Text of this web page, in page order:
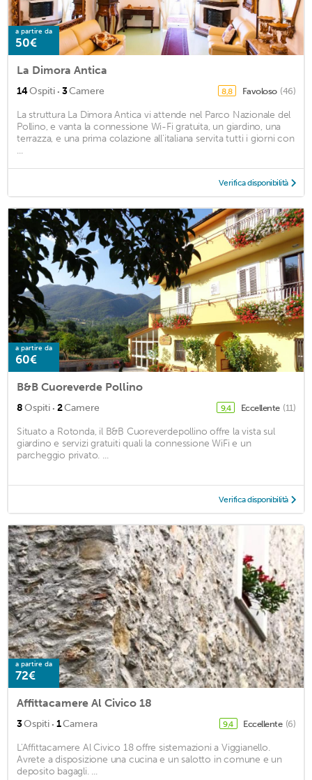
a partire da
50€
La Dimora Antica
14Ospiti · 3Camere 8,8 Favoloso (46)
La struttura La Dimora Antica vi attende nel Parco Nazionale del
Pollino, e vanta la connessione Wi-Fi gratuita, un giardino, una
terrazza, e una prima colazione all'italiana servita tutti i giorni con
...
Verifica disponibilità
a partire da
60€
B&B Cuoreverde Pollino
8Ospiti · 2Camere 9,4 Eccellente (11)
Situato a Rotonda, il B&B Cuoreverdepollino offre la vista sul
giardino e servizi gratuiti quali la connessione WiFi e un
parcheggio privato. ...
Verifica disponibilità
a partire da
72€
Affittacamere Al Civico 18
3Ospiti · 1Camera 9,4 Eccellente (6)
L'Affittacamere Al Civico 18 offre sistemazioni a Viggianello.
Avrete a disposizione una cucina e un salotto in comune e un
deposito bagagli. ...